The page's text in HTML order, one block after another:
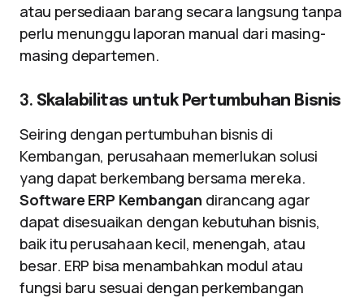
atau persediaan barang secara langsung tanpa
perlu menunggu laporan manual dari masing-
masing departemen.
3. Skalabilitas untuk Pertumbuhan Bisnis
Seiring dengan pertumbuhan bisnis di
Kembangan, perusahaan memerlukan solusi
yang dapat berkembang bersama mereka.
Software ERP Kembangan dirancang agar
dapat disesuaikan dengan kebutuhan bisnis,
baik itu perusahaan kecil, menengah, atau
besar. ERP bisa menambahkan modul atau
fungsi baru sesuai dengan perkembangan